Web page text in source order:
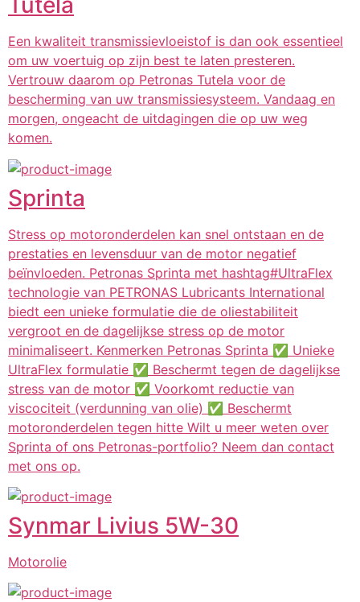
Een kwaliteit transmissievloeistof is dan ook essentieel
om uw voertuig op zijn best te laten presteren.
Vertrouw daarom op Petronas Tutela voor de
bescherming van uw transmissiesysteem. Vandaag en
morgen, ongeacht de uitdagingen die op uw weg
komen.
Sprinta
Stress op motoronderdelen kan snel ontstaan en de
prestaties en levensduur van de motor negatief
beïnvloeden. Petronas Sprinta met hashtag#UltraFlex
technologie van PETRONAS Lubricants International
biedt een unieke formulatie die de oliestabiliteit
vergroot en de dagelijkse stress op de motor
minimaliseert. Kenmerken Petronas Sprinta ✅ Unieke
UltraFlex formulatie ✅ Beschermt tegen de dagelijkse
stress van de motor ✅ Voorkomt reductie van
viscociteit (verdunning van olie) ✅ Beschermt
motoronderdelen tegen hitte Wilt u meer weten over
Sprinta of ons Petronas-portfolio? Neem dan contact
met ons op.
Synmar Livius 5W-30
Motorolie